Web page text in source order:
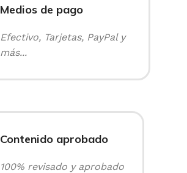
Medios de pago
Efectivo, Tarjetas, PayPal y
más...
Contenido aprobado
100% revisado y aprobado